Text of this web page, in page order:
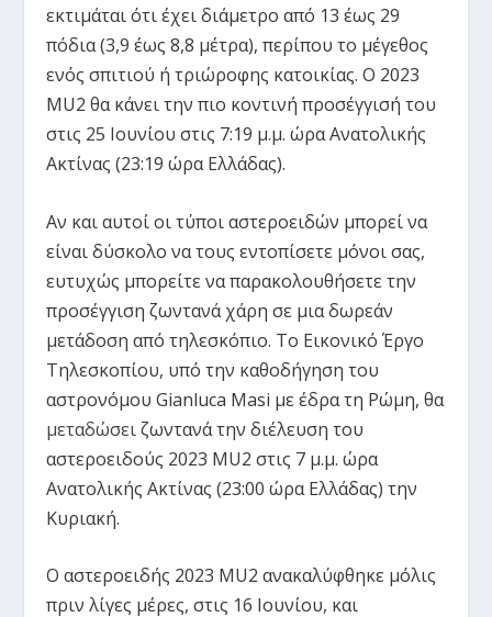
εκτιμάται ότι έχει διάμετρο από 13 έως 29
πόδια (3,9 έως 8,8 μέτρα), περίπου το μέγεθος
ενός σπιτιού ή τριώροφης κατοικίας. Ο 2023
MU2 θα κάνει την πιο κοντινή προσέγγισή του
στις 25 Ιουνίου στις 7:19 μ.μ. ώρα Ανατολικής
Ακτίνας (23:19 ώρα Ελλάδας).
Αν και αυτοί οι τύποι αστεροειδών μπορεί να
είναι δύσκολο να τους εντοπίσετε μόνοι σας,
ευτυχώς μπορείτε να παρακολουθήσετε την
προσέγγιση ζωντανά χάρη σε μια δωρεάν
μετάδοση από τηλεσκόπιο. Το Εικονικό Έργο
Τηλεσκοπίου, υπό την καθοδήγηση του
αστρονόμου Gianluca Masi με έδρα τη Ρώμη, θα
μεταδώσειζωντανά την διέλευση του
αστεροειδούς 2023 MU2 στις 7 μ.μ. ώρα
Ανατολικής Ακτίνας (23:00 ώρα Ελλάδας) την
Κυριακή.
Ο αστεροειδής 2023 MU2 ανακαλύφθηκε μόλις
πριν λίγες μέρες, στις 16 Ιουνίου, και